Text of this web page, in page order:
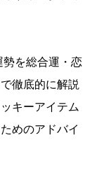
勢を総合運・恋
徹底的に解説
キーアイテム
めのアドバイ